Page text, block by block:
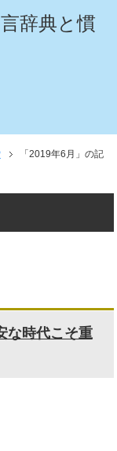
辞典と慣
「2019年6月」の記
な時代こそ重